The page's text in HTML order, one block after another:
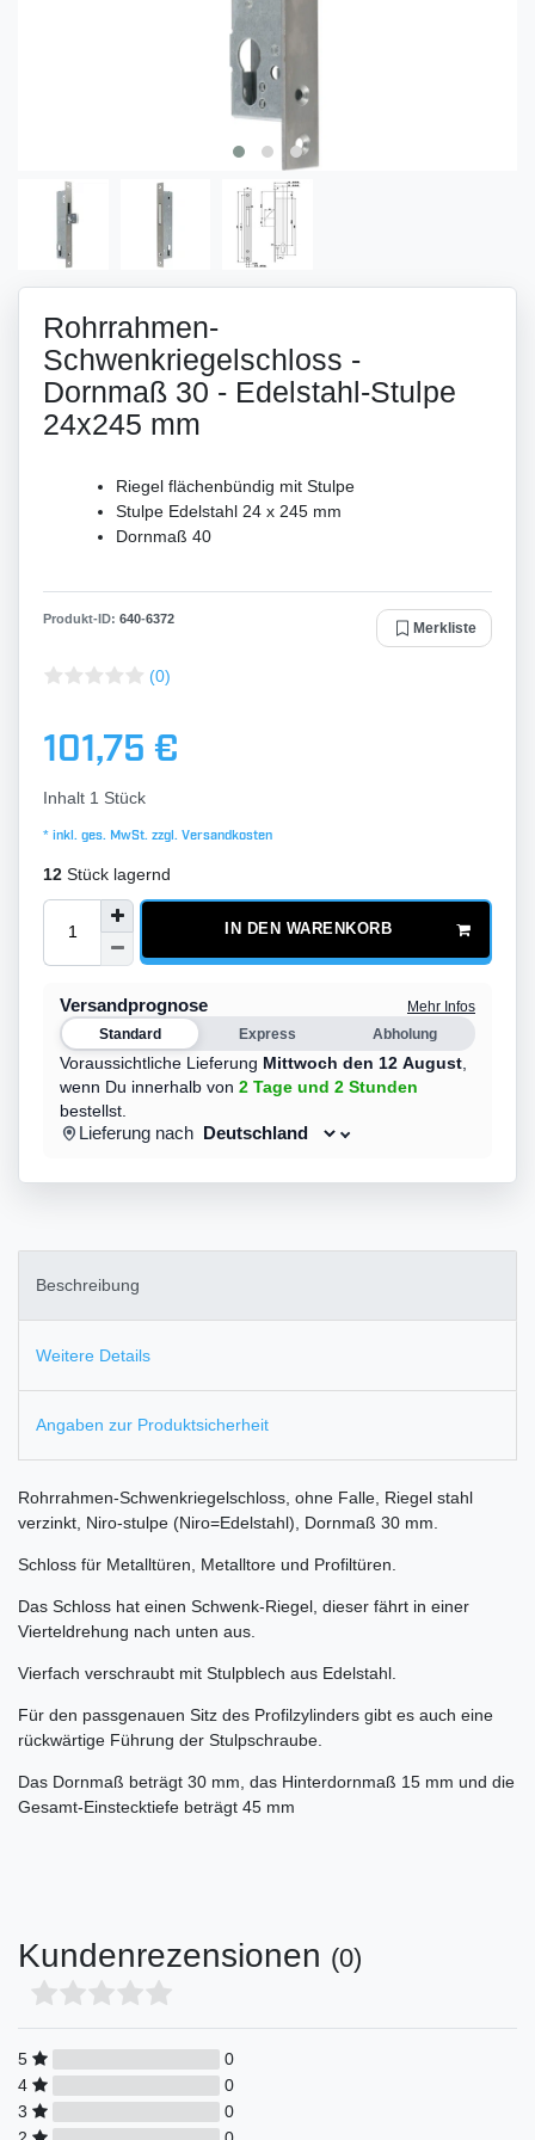
Rohrrahmen-
Schwenkriegelschloss -
Dornmaß 30 - Edelstahl-Stulpe
24x245 mm
Riegel flächenbündig mit Stulpe
Stulpe Edelstahl 24 x 245 mm
Dornmaß 40
Produkt-ID: 640-6372
Merkliste
(0)
101,75 €
Inhalt 1 Stück
* inkl. ges. MwSt. zzgl. Versandkosten
12 Stück lagernd
IN DEN WARENKORB
Versandprognose
Mehr Infos
Standard
Express Abholung
Voraussichtliche Lieferung Mittwoch den 12 August
wenn Du innerhalb von 2 Tage und 2 Stunden
bestellst.
Lieferung nach
Beschreibung
Weitere Details
Angaben zur Produktsicherheit
Rohrrahmen-Schwenkriegelschloss, ohne Falle, Riegel stahl
verzinkt, Niro-stulpe (Niro=Edelstahl), Dornmaß 30 mm.
Schloss für Metalltüren, Metalltore und Profiltüren.
Das Schloss hat einen Schwenk-Riegel, dieser fährt in einer
Vierteldrehung nach unten aus.
Vierfach verschraubt mit Stulpblech aus Edelstahl.
Für den passgenauen Sitz des Profilzylinders gibt es auch eine
rückwärtige Führung der Stulpschraube.
Das Dornmaß beträgt 30 mm, das Hinterdornmaß 15 mm und die
Gesamt-Einstecktiefe beträgt 45 mm
Kundenrezensionen (0)
5
0
4
0
3
0